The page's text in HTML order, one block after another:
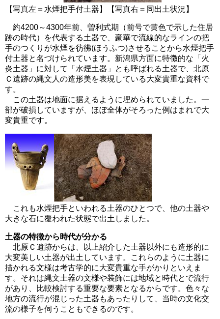
【写真左＝水煙把手付土器】【写真右＝同出土状況】
約4200～4300年前、曽利式期（前号で黄色で示した住居
跡の時代）を代表する土器で、豪華で流線的なラインの把
手のつくりが水煙を彷彿(ほうふつ)させることから水煙把手
付土器と名づけられています。新潟県方面に特徴的な「火
炎土器」に対して「水煙土器」とも呼ばれる土器で、北原
Ｃ遺跡の縄文人の造形美を表現している大変貴重な資料で
す。
この土器は地面に据えるように埋められていました。一
部が破損していますが、ほぼ全体がそろった例はまれで大
変貴重です。
これも水煙把手といわれる土器のひとつで、他の土器や
大きな石に覆われた状態で出土しました。
土器の特徴から時代が分かる
北原Ｃ遺跡からは、以上紹介した土器以外にも造形的に
大変美しい土器が出土しています。これらのように土器に
描かれる文様は考古学的に大変貴重な手がかりといえま
す。それは縄文土器の文様や装飾には地域と時代とで流行
があり、比較検討する重要な要素となるからです。色々な
地方の流行が混じった土器もあったりして、当時の文化交
流の様子を伺うこともできるのです。